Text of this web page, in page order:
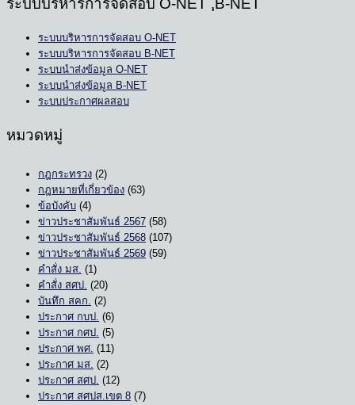
ระบบบริหารการจัดสอบ O-NET ,ฺB-NET
ระบบบริหารการจัดสอบ O-NET
ระบบบริหารการจัดสอบ B-NET
ระบบนำส่งข้อมูล O-NET
ระบบนำส่งข้อมูล B-NET
ระบบประกาศผลสอบ
หมวดหมู่
กฎกระทรวง (2)
กฎหมายที่เกี่ยวข้อง (63)
ข้อบังคับ (4)
ข่าวประชาสัมพันธ์ 2567 (58)
ข่าวประชาสัมพันธ์ 2568 (107)
ข่าวประชาสัมพันธ์ 2569 (59)
คำสั่ง มส. (1)
คำสั่ง สศป. (20)
บันทึก สคก. (2)
ประกาศ กบป. (6)
ประกาศ กศป. (5)
ประกาศ พศ. (11)
ประกาศ มส. (2)
ประกาศ สศป. (12)
ประกาศ สศปส.เขต 8 (7)